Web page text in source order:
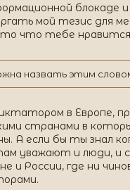
мой тезис для
что тебе
назвать этим
в Европе,
странами в
если бы ты знал
уважают и люди, и
и России, где ни